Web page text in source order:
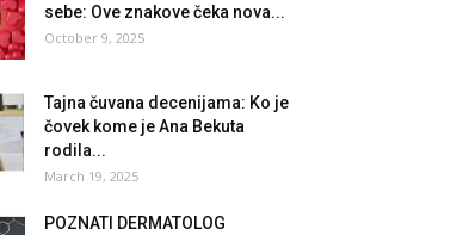
sebe: Ove znakove čeka nova...
October 9, 2025
Tajna čuvana decenijama: Ko je
čovek kome je Ana Bekuta
rodila...
March 19, 2025
POZNATI DERMATOLOG